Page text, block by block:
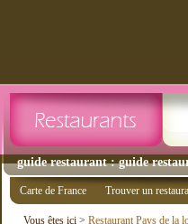
guide restaurant : guide
Carte de France Trouver un
Vous êtes ici > Restaurant Pays de la